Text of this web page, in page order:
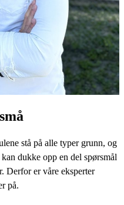
stå på alle typer grunn, og
dukke opp en del spørsmål
Derfor er våre eksperter
på.